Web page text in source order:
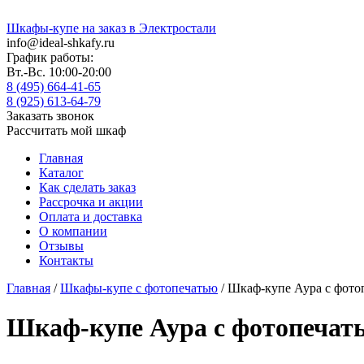
Шкафы-купе на заказ в Электростали
info@ideal-shkafy.ru
График работы:
Вт.-Вс. 10:00-20:00
8 (495) 664-41-65
8 (925) 613-64-79
Заказать звонок
Рассчитать мой шкаф
Главная
Каталог
Как сделать заказ
Рассрочка и акции
Оплата и доставка
О компании
Отзывы
Контакты
Главная /Шкафы-купе с фотопечатью / Шкаф-купе Аура с
Шкаф-купе Аура с